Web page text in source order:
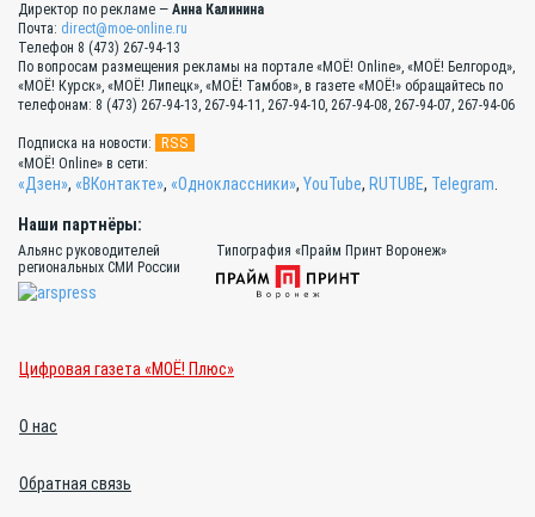
Директор по рекламе — Анна Калинина
Почта: direct@moe-online.ru
Телефон 8 (473) 267-94-13
По вопросам размещения рекламы на портале «МОЁ! Online», «МОЁ! Белгород»,
«МОЁ! Курск», «МОЁ! Липецк», «МОЁ! Тамбов», в газете «МОЁ!» обращайтесь по
телефонам: 8 (473) 267-94-13, 267-94-11, 267-94-10, 267-94-08, 267-94-07, 267-94-06
Подписка на новости: RSS
«МОЁ! Online» в сети:
«Дзен», «ВКонтакте», «Одноклассники», YouTube, RUTUBE, Telegram
Наши партнёры:
Альянс руководителей
региональных СМИ России
Типография «Прайм Принт Воронеж»
Цифровая газета «МОЁ! Плюс»
О нас
Обратная связь